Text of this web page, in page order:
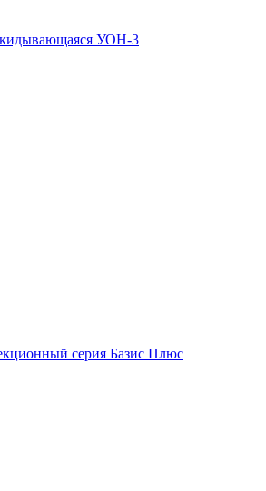
УОН-3
серия Базис Плюс